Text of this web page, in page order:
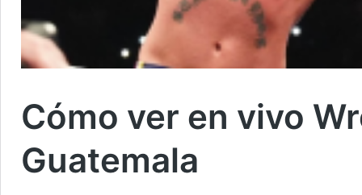
Cómo ver en vivo
Guatemala